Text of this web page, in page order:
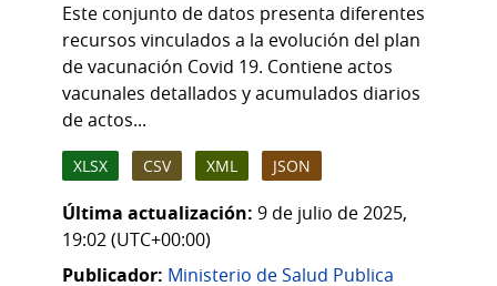
Este conjunto de datos presenta diferentes
recursos vinculados a la evolución del plan
de vacunación Covid 19. Contiene actos
vacunales detallados y acumulados diarios
de actos...
XLSX CSV XML JSON
Última actualización: 9 de julio de 2025,
19:02 (UTC+00:00)
Publicador: Ministerio de Salud Publica